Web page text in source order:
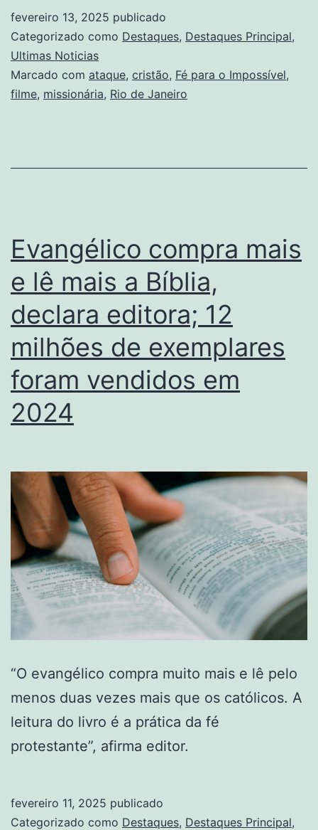
fevereiro 13, 2025 publicado
Categorizado como Destaques, Destaques Principal,
Ultimas Noticias
Marcado com ataque, cristão, Fé para o Impossível,
filme, missionária, Rio de Janeiro
Evangélico compra mais
e lê mais a Bíblia,
declara editora; 12
milhões de exemplares
foram vendidos em
2024
“O evangélico compra muito mais e lê pelo
menos duas vezes mais que os católicos. A
leitura do livro é a prática da fé
protestante”, afirma editor.
fevereiro 11, 2025 publicado
Categorizado como Destaques, Destaques Principal,